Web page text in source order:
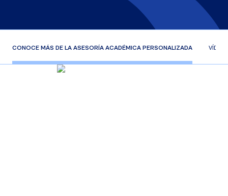
CONOCE MÁS DE LA ASESORÍA ACADÉMICA PERSONALIZADA